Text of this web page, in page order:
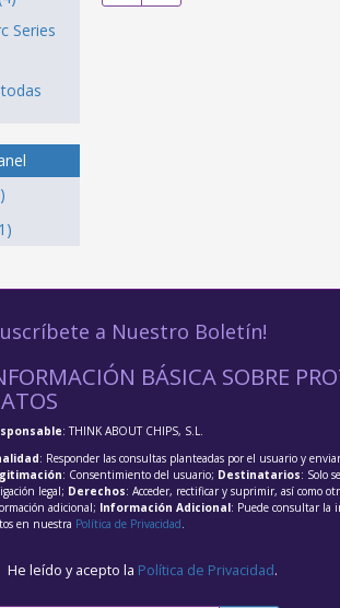
Series
a Nuestro Boletín!
BÁSICA SOBRE
: THINK ABOUT CHIPS, S.L.
: Responder las consultas planteadas por el usuario y
: Consentimiento del usuario; Destinatarios: Solo
legal; Derechos: Acceder, rectificar y suprimir, así como
adicional; Información Adicional: Puede consultar la
en nuestra Política de Privacidad
He leído y acepto la Política de Privacidad.